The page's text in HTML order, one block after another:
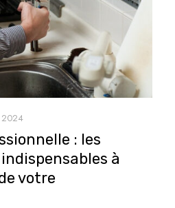
2024
: les
à
votre